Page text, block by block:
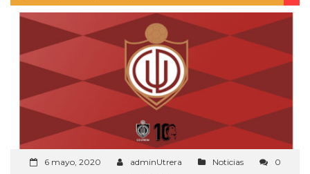
6 mayo, 2020 adminUtrera Noticias
0